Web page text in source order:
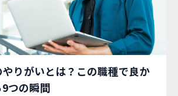
りがいとは？この職種で良か
つの瞬間